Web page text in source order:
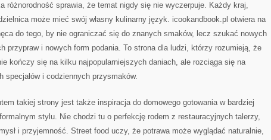
różnorodność sprawia, że temat nigdy się nie wyczerpuje. Każdy kraj,
może mieć swój własny kulinarny język. icookandbook.pl otwiera na
do tego, by nie ograniczać się do znanych smaków, lecz szukać nowych
przypraw i nowych form podania. To strona dla ludzi, którzy rozumieją, że
kończy się na kilku najpopularniejszych daniach, ale rozciąga się na
specjałów i codziennych przysmaków.
takiej strony jest także inspiracja do domowego gotowania w bardziej
stylu. Nie chodzi tu o perfekcję rodem z restauracyjnych talerzy,
i przyjemność. Street food uczy, że potrawa może wyglądać naturalnie,